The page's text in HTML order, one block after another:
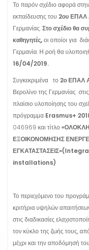
Το παρόν σχέδιο αφορά
εκπαίδευσης του 2ου
Γερμανίας.Στο σχέδιο θα
καθηγητές,οι οποίοι για
Γερμανία. Η ροή θα
16/04/2019.
Συγκεκριμένα το 2ο ΕΠΑΛ
Βερολίνο της Γερμανίας
πλαίσιο υλοποίησης του
πρόγραμμα Erasmus+
046969 και τίτλο
ΕΞΟΙΚΟΝΟΜΗΣΗΣ
installations)
Το περιεχόμενο του
κριτήρια υψηλών
στις διαδικασίες
τον κύκλο της ζωής τους,
μέχρι και την αποδόμησή